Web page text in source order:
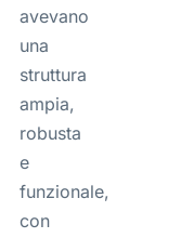
avevano
una
struttura
ampia,
robusta
e
funzionale,
con